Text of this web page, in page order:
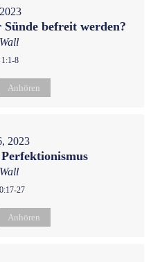
befreit werden?
8
Anhören
2023
27
Anhören